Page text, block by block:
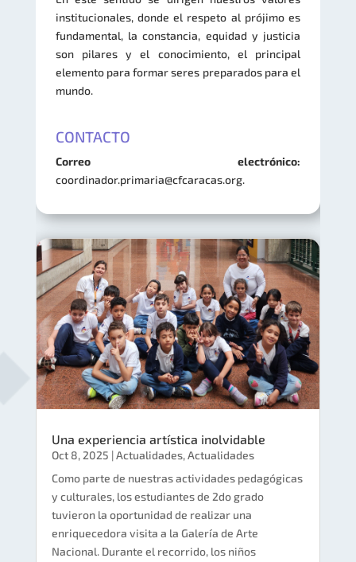
institucionales, donde el respeto al prójimo es
fundamental, la constancia, equidad y justicia
son pilares y el conocimiento, el principal
elemento para formar seres preparados para el
mundo.
CONTACTO
Correo electrónico:
coordinador.primaria@cfcaracas.org.
Una experiencia artística inolvidable
Oct 8, 2025 |Actualidades,Actualidades
Como parte de nuestras actividades pedagógicas
y culturales, los estudiantes de 2do grado
tuvieron la oportunidad de realizar una
enriquecedora visita a la Galería de Arte
Nacional. Durante el recorrido, los niños